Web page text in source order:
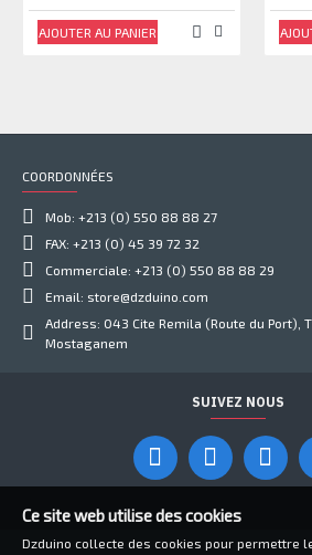
AJOUTER AU PANIER
COORDONNÉES
Mob: +213 (0) 550 88 88 27
FAX: +213 (0) 45 39 72 32
Commerciale: +213 (0) 550 88 88 29
Email: store@dzduino.com
Address: 043 Cite Remila (Route du Port),
Mostaganem
SUIVEZ NOUS
Ce site web utilise des cookies
Dzduino collecte des cookies pour permettre